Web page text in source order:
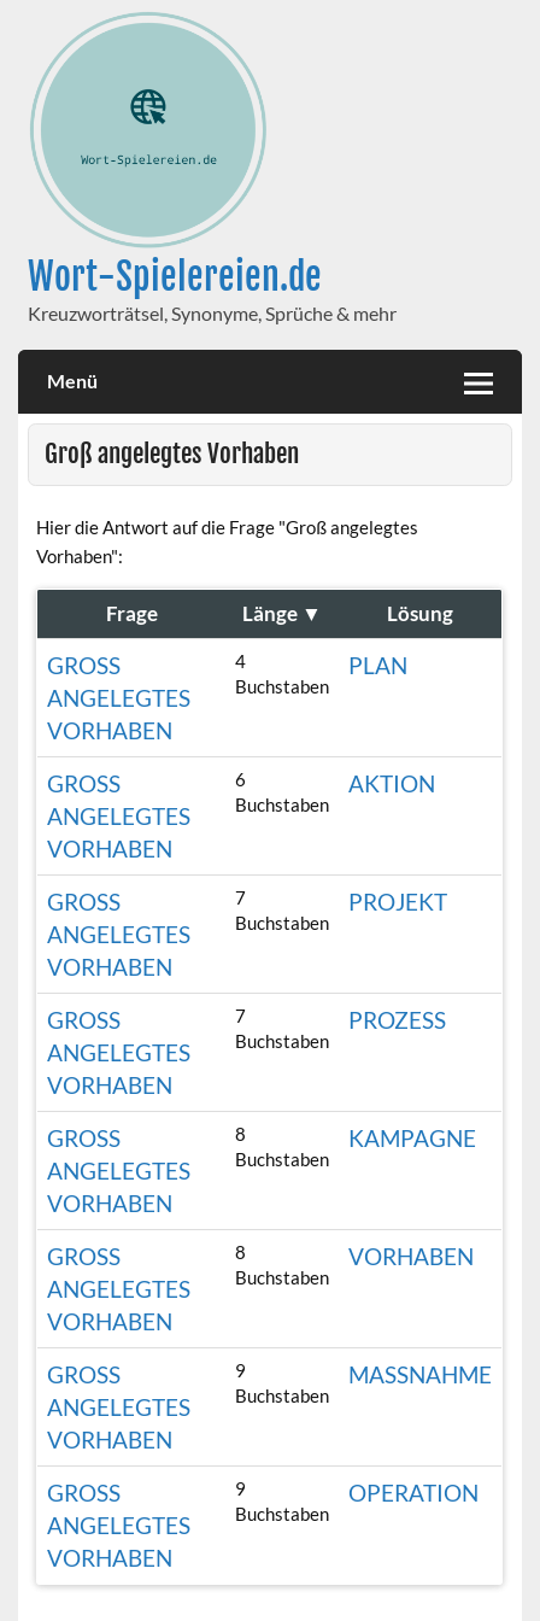
Wort-Spielereien.de
Kreuzworträtsel, Synonyme, Sprüche & mehr
Menü
Groß angelegtes Vorhaben
Hier die Antwort auf die Frage "Groß angelegtes
Vorhaben":
Frage Länge ▼ Lösung
GROSS A
NGELEGTES V
ORHABEN
4
Buchstaben
PLAN
GROSS A
NGELEGTES V
ORHABEN
6
Buchstaben
AKTION
GROSS A
NGELEGTES V
ORHABEN
7
Buchstaben
PROJEKT
GROSS A
NGELEGTES V
ORHABEN
7
Buchstaben
PROZESS
GROSS A
NGELEGTES V
ORHABEN
8
Buchstaben
KAMPAGNE
GROSS A
NGELEGTES V
ORHABEN
8
Buchstaben
VORHABEN
GROSS A
NGELEGTES V
ORHABEN
9
Buchstaben
MASSNAHME
GROSS A
NGELEGTES V
ORHABEN
9
Buchstaben
OPERATION